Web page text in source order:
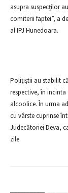
asupra suspecţilor
comiterii faptei”, a
al IPJ Hunedoara.
Poliţiştii au stabilit
respective, în
alcoolice. În urma
cu vârste cuprinse
Judecătoriei Deva,
zile.